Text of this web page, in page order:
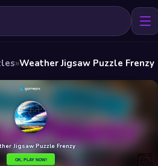
»Weather Jigsaw Puzzle Frenzy